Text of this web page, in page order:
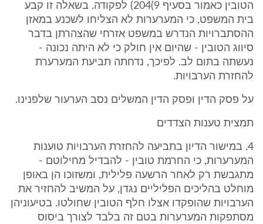
הטובין כאמור בסעיף ‎204(9) לפקודה. בשאלה זו קבע
בית המשפט, כי המערערות לא הצליחו לשכנע במאזן
ההסתברויות הנדרש במשפט אזרחי שהצהרתן בדבר
סיווג הטובין - שהיום אין חולק כי לא היתה נכונה -
נעשתה בתום לב. לפיכך, נדחתה תביעת המערערת
להחזרת הערבויות.
על פסק הדין ופסק הדין המשלים נסב הערעור שלפנינו.
תמצית טענות הצדדים
‎4. במישור הדיון בתביעה להחזרת הערבויות טוענות
המערערות, כי החרמת טובין - להבדיל מחילוטם -
מתגבשת רק לאחר הרשעה פלילית, ומשזוכו הן באופן
מוחלט בהליכים הפליליים נגדן, על המשיב להחזיר את
הערבויות שהופקדו אצלו חלף הטובין שחולטו. בטיעוניהן
מסתפקות המערערות בטם זה בלבד לצורך ביסוס